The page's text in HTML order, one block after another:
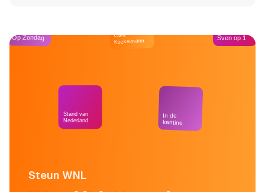
Steun WNL
Op Zondag
Stand van
Nederland
Café
Kockelmann
In de
kantine
Sven op 1